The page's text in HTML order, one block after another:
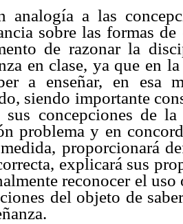
analogía a las
sobre las formas
de razonar la
en clase, ya que en
a enseñar, en esa
siendo importante
sus concepciones de
problema y en
proporcionará
explicará sus
reconocer el
del objeto de